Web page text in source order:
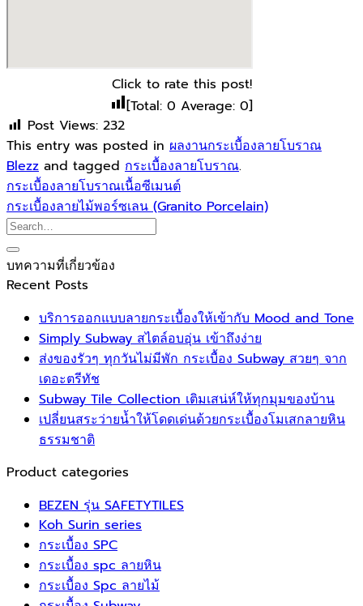
Click to rate this post!
[Total: 0 Average: 0]
Post Views: 232
This entry was posted in ผลงานกระเบื้องลายโบราณ
Blezz and tagged กระเบื้องลายโบราณ.
กระเบื้องลายโบราณเนื้อซีเมนต์
กระเบื้องลายไม้พอร์ซเลน (Granito Porcelain)
บทความที่เกี่ยวข้อง
Recent Posts
บริการออกแบบลายกระเบื้องให้เข้ากับ Mood and Tone
Simply Subway สไตล์อบอุ่น เข้าถึงง่าย
ส่งของรัวๆ ทุกวันไม่มีพัก กระเบื้อง Subway สวยๆ จาก
เดอะตรีทัช
Subway Tile Collection เติมเสน่ห์ให้ทุกมุมของบ้าน
เปลี่ยนสระว่ายน้ำให้โดดเด่นด้วยกระเบื้องโมเสกลายหิน
ธรรมชาติ
Product categories
BEZEN รุ่น SAFETYTILES
Koh Surin series
กระเบื้อง SPC
กระเบื้อง spc ลายหิน
กระเบื้อง Spc ลายไม้